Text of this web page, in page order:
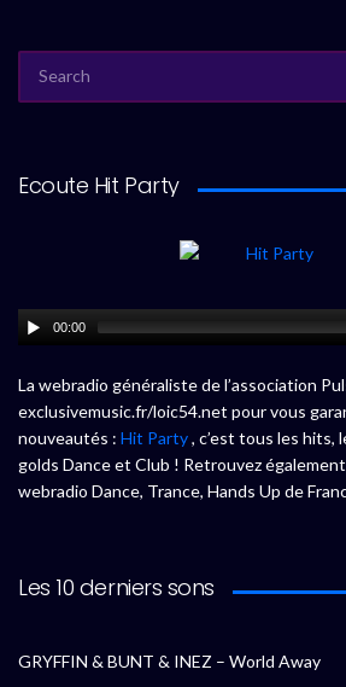
FOR:
Ecoute Hit Party
00:00
La webradio généraliste de l’association
exclusivemusic.fr/loic54.net pour vous
nouveautés : Hit Party, c’est tous les hits,
golds Dance et Club ! Retrouvez également
webradio Dance, Trance, Hands Up de
Les 10 derniers sons
GRYFFIN & BUNT & INEZ – World Away